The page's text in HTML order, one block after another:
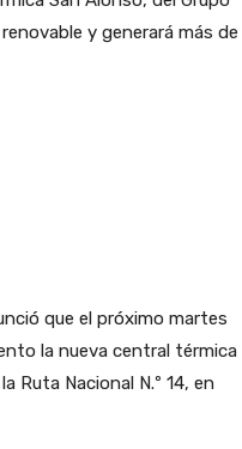
y generará más de
que el próximo martes
la nueva central térmica
Ruta Nacional N.º 14, en